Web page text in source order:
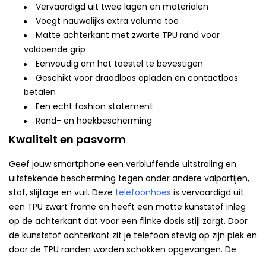
Vervaardigd uit twee lagen en materialen
Voegt nauwelijks extra volume toe
Matte achterkant met zwarte TPU rand voor
voldoende grip
Eenvoudig om het toestel te bevestigen
Geschikt voor draadloos opladen en contactloos
betalen
Een echt fashion statement
Rand- en hoekbescherming
Kwaliteit en pasvorm
Geef jouw smartphone een verbluffende uitstraling en
uitstekende bescherming tegen onder andere valpartijen,
stof, slijtage en vuil. Deze telefoonhoes is vervaardigd uit
een TPU zwart frame en heeft een matte kunststof inleg
op de achterkant dat voor een flinke dosis stijl zorgt. Door
de kunststof achterkant zit je telefoon stevig op zijn plek en
door de TPU randen worden schokken opgevangen. De